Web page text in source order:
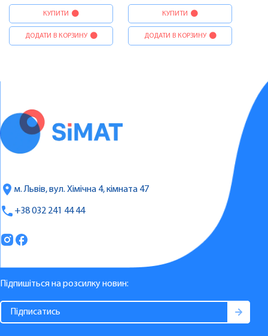
КУПИТИ
ДОДАТИ В КОРЗИНУ
КУПИТИ
ДОДАТИ В КОРЗИНУ
м. Львів, вул. Хімічна 4, кімната 47
+38 032 241 44 44
Підпишіться на розсилку новин: